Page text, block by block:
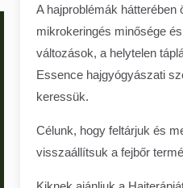
A hajproblémák
mikrokeringés minősége
változások, a helytelen
Essence hajgyógyászati
keressük.
Célunk, hogy feltárjuk és
visszaállítsuk a fejbőr